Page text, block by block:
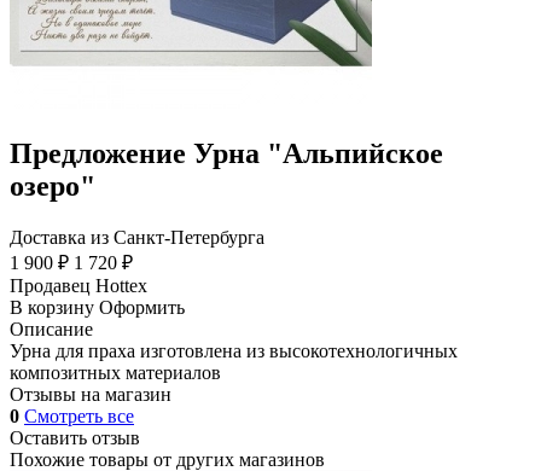
Предложение Урна "Альпийское
озеро"
Доставка из Санкт-Петербурга
1 900 ₽ 1 720 ₽
Продавец Hottex
В корзину Оформить
Описание
Урна для праха изготовлена из высокотехнологичных
композитных материалов
Отзывы на магазин
0 Смотреть все
Оставить отзыв
Похожие товары от других магазинов